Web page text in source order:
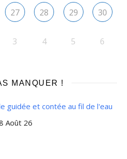
27 28 29 30
3 4 5 6
MANQUER !
guidée et contée au fil de l'eau
Août 26